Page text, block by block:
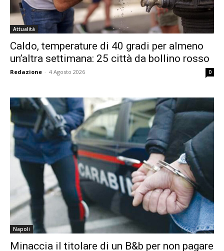
Attualità
Caldo, temperature di 40 gradi per almeno
un’altra settimana: 25 città da bollino rosso
Redazione - 4 Agosto 2026 0
Napoli
Minaccia il titolare di un B&b per non pagare